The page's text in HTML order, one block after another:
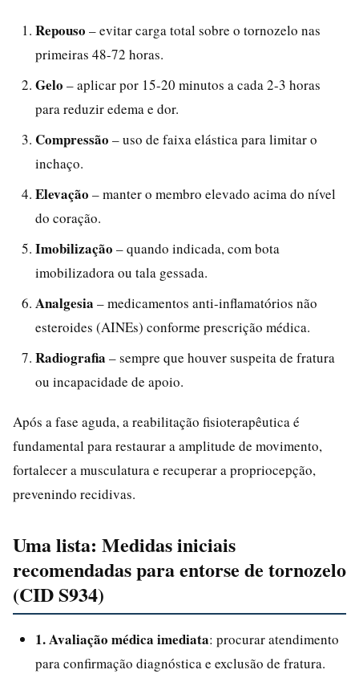
Repouso – evitar carga total sobre o tornozelo nas
primeiras 48-72 horas.
Gelo – aplicar por 15-20 minutos a cada 2-3 horas
para reduzir edema e dor.
Compressão – uso de faixa elástica para limitar o
inchaço.
Elevação – manter o membro elevado acima do nível
do coração.
Imobilização – quando indicada, com bota
imobilizadora ou tala gessada.
Analgesia – medicamentos anti-inflamatórios não
esteroides (AINEs) conforme prescrição médica.
Radiografia – sempre que houver suspeita de fratura
ou incapacidade de apoio.
Após a fase aguda, a reabilitação fisioterapêutica é
fundamental para restaurar a amplitude de movimento,
fortalecer a musculatura e recuperar a propriocepção,
prevenindo recidivas.
Uma lista: Medidas iniciais
recomendadas para entorse de tornozelo
(CID S934)
1. Avaliação médica imediata: procurar atendimento
para confirmação diagnóstica e exclusão de fratura.